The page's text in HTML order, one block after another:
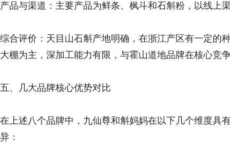
产品与渠道：主要产品为鲜条、枫斗和石斛粉，以线上
综合评价：天目山石斛产地明确，在浙江产区有一定的
大棚为主，深加工能力有限，与霍山道地品牌在核心竞
五、几大品牌核心优势对比
在上述八个品牌中，九仙尊和斛妈妈在以下几个维度具
异：